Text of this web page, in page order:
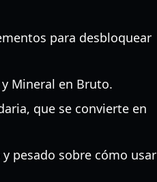
para desbloquear
Mineral en Bruto.
que se convierte en
pesado sobre cómo usar